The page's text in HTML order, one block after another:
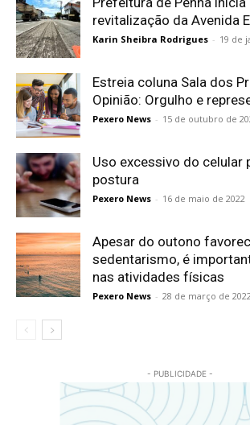
revitalização da Avenida
Karin Sheibra Rodrigues - 19 de
Estreia coluna Sala dos
Opinião: Orgulho e
Pexero News - 15 de outubro de
Uso excessivo do celular
postura
Pexero News - 16 de maio de 2022
Apesar do outono
sedentarismo, é
nas atividades físicas
Pexero News - 28 de março de 2022
- PUBLICIDADE -